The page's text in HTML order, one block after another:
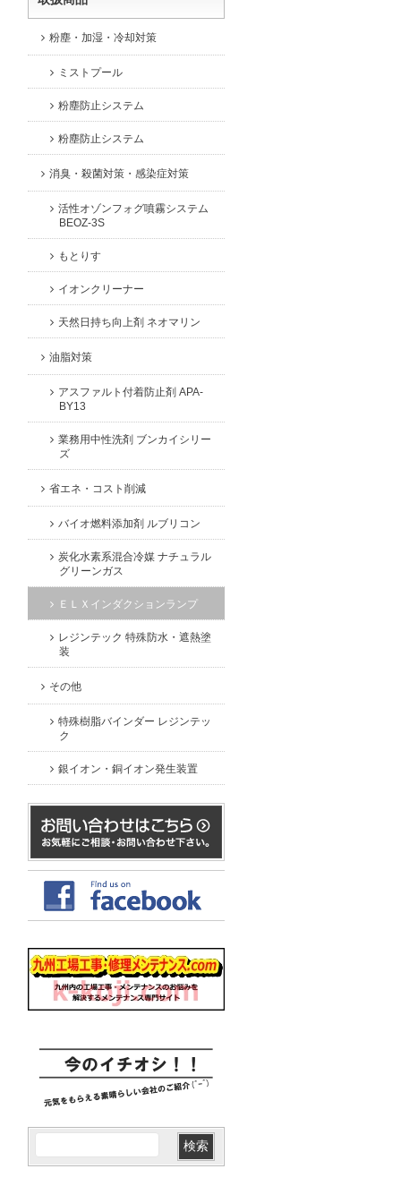
粉塵・加湿・冷却対策
ミストプール
粉塵防止システム
粉塵防止システム
消臭・殺菌対策・感染症対策
活性オゾンフォグ噴霧システム
BEOZ-3S
もとりす
イオンクリーナー
天然日持ち向上剤 ネオマリン
油脂対策
アスファルト付着防止剤 APA-
BY13
業務用中性洗剤 ブンカイシリー
ズ
省エネ・コスト削減
バイオ燃料添加剤 ルブリコン
炭化水素系混合冷媒 ナチュラル
グリーンガス
ＥＬＸインダクションランプ
レジンテック 特殊防水・遮熱塗
装
その他
特殊樹脂バインダー レジンテッ
ク
銀イオン・銅イオン発生装置